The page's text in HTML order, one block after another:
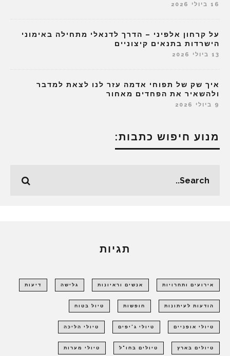
16 ביולי 2026
על קרחון אלפיני – הדרך לדנאלי מתחילה באימוני
הישרדות בתנאים קיצוניים
13 ביולי 2026
איך שק של תפוחי אדמה עזר לנו לצאת למדבר
ולהשאיר את הפחדים מאחור
9 ביולי 2026
מנוע חיפוש כתבות:
תגיות
אירועים ותחרויות אנשים וראיונות גלישה דיעות
הודעות לעיתונות חופשות טיול בטוח
טיולי אופניים טיולי ג'יפים טיולי הליכה
טיולים בארץ טיולים בחו"ל טיולי מערות